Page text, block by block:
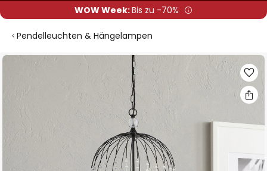
WOW Week:Bis zu -70%
Pendelleuchten & Hängelampen
Zum
der
springen